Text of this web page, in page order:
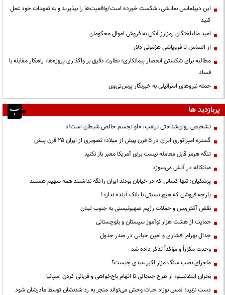
این دیپلماسی نمایشی، شکست خورده است/واقعیت‌ها را بپذیرید و به تعهدات خود عمل
کنید
امید مالباختگان رمزارز آبکی به فروش اموال محکومان
از التماس تا فروپاشی هژمونی دلار
مطالبه برای شکستن انحصار پیمانکاری؛ نظارت دقیق بر واگذاری پروژه‌ها، راهکار مقابله با
فساد
حمله نیروهای اسرائیلی به خبرنگار پرس‌تی‌وی
پربازدید ها
تشخیص روان‌شناختی ترامپ: «او تجسم خالص شیطان است!»
گستره امپراتوری ایران در ۵ قرن پیش از میلاد؛ تصویری از ایران ۲۵ قرن پیش
تنگه هرمز قابل معامله نیست برای آمریکا معبر باز نکنید
میانکاله در آتش می‌سوزد
پزشکیان: تنها کسانی که در خیابان بودند ایران را نگه نداشتند همه سهیم هستند
پارچه فروشی که هیچ نسبتی با بانک آینده ندارد!
نقض آتش‌بس و حملات رژیم صهیونیستی به جنوب لبنان
حمایت از هشت هزار نوآموز سیستان و بلوچستانی
جدال بهرام افشاری و امین حیایی در صدر جدول
وحدت مکرّراً و مؤکّداً تذکر داده شد
ماجرای نصب سنگ مزار اکبر عبدی چیست؟
بحران اینفانتینو؛ از طرح جنجالی تا اتهام باج‌خواهی و قربانی کردن اسپانیا
دست نزنید؛ لمس نوزاد حیات وحش می‌تواند منجر به رد شدنشان توسط مادرشان شود